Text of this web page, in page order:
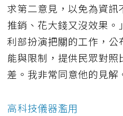
求第二意見，以免為資訊
推銷、花大錢又沒效果。
利部扮演把關的工作，公
能與限制，提供民眾對照
差。我非常同意他的見解
高科技儀器濫用